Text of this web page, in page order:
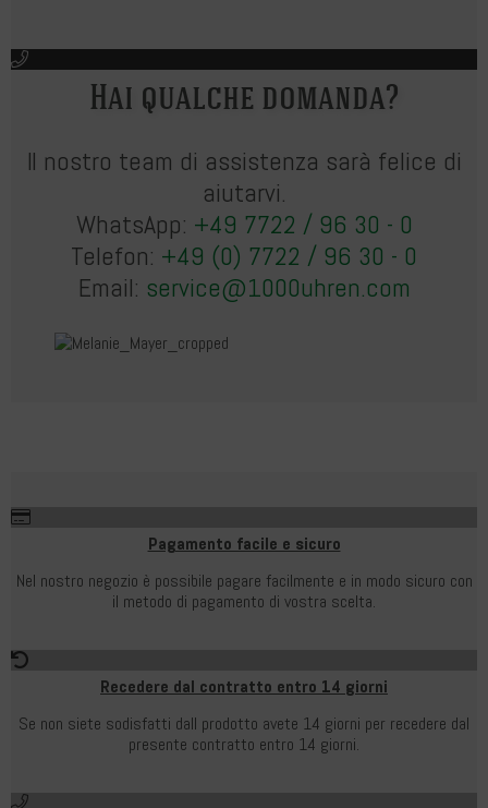
Hai qualche domanda?
Il nostro team di assistenza sarà felice di
aiutarvi.
WhatsApp: +49 7722 / 96 30 - 0
Telefon: +49 (0) 7722 / 96 30 - 0
Email: service@1000uhren.com
Pagamento facile e sicuro
Nel nostro negozio è possibile pagare facilmente e in modo sicuro con
il metodo di pagamento di vostra scelta.
Recedere dal contratto entro 14 giorni
Se non siete sodisfatti dall prodotto avete 14 giorni per recedere dal
presente contratto entro 14 giorni.